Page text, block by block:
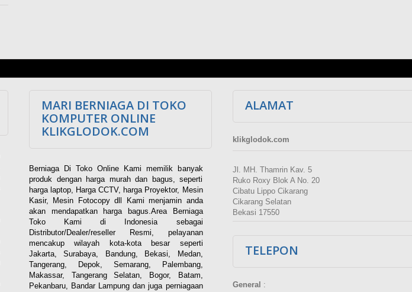
MARI BERNIAGA DI TOKO
KOMPUTER ONLINE
KLIKGLODOK.COM
Berniaga Di Toko Online Kami memilik banyak
produk dengan harga murah dan bagus, seperti
harga laptop, Harga CCTV, harga Proyektor, Mesin
Kasir, Mesin Fotocopy dll Kami menjamin anda
akan mendapatkan harga bagus.Area Berniaga
Toko Kami di Indonesia sebagai
Distributor/Dealer/reseller Resmi, pelayanan
mencakup wilayah kota-kota besar seperti
Jakarta, Surabaya, Bandung, Bekasi, Medan,
Tangerang, Depok, Semarang, Palembang,
Makassar, Tangerang Selatan, Bogor, Batam,
Pekanbaru, Bandar Lampung dan juga perniagaan
ALAMAT
klikglodok.com
Jl. MH. Thamrin Kav. 5
Ruko Roxy Blok A No. 20
Cibatu Lippo Cikarang
Cikarang Selatan
Bekasi 17550
TELEPON
General :